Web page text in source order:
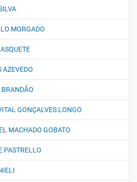
MORGADO
AZEVEDO
BRANDÃO
GONÇALVES LONGO
MACHADO GOBATO
PASTRELLO